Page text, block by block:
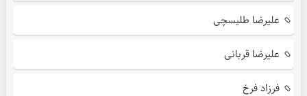
علیرضا طلیسچی
علیرضا قربانی
فرزاد فرخ